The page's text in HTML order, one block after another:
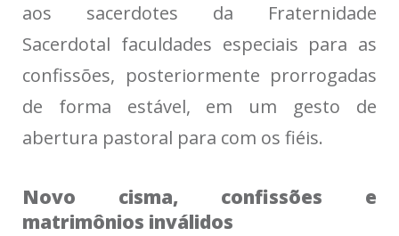
aos sacerdotes da Fraternidade
Sacerdotal faculdades especiais para as
confissões, posteriormente prorrogadas
de forma estável, em um gesto de
abertura pastoral para com os fiéis.
Novo cisma, confissões e
matrimônios inválidos